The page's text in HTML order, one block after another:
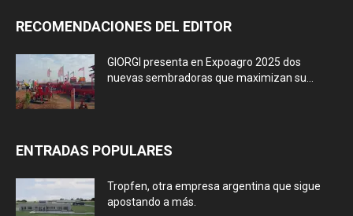
RECOMENDACIONES DEL EDITOR
GIORGI presenta en Expoagro 2025 dos
nuevas sembradoras que maximizan su...
ENTRADAS POPULARES
Tropfen, otra empresa argentina que sigue
apostando a más.